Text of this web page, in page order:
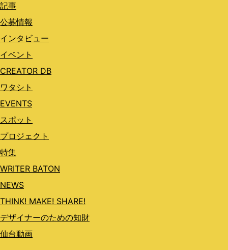
記事
公募情報
インタビュー
イベント
CREATOR DB
ワタシト
EVENTS
スポット
プロジェクト
特集
WRITER BATON
NEWS
THINK! MAKE! SHARE!
デザイナーのための知財
仙台動画